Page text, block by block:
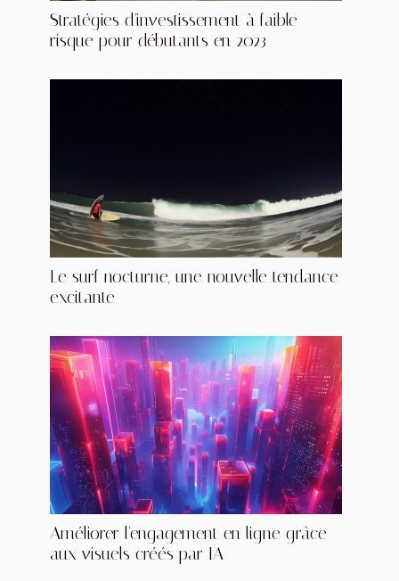
Stratégies d'investissement à faible
risque pour débutants en 2023
Le surf nocturne, une nouvelle tendance
excitante
Améliorer l'engagement en ligne grâce
aux visuels créés par IA